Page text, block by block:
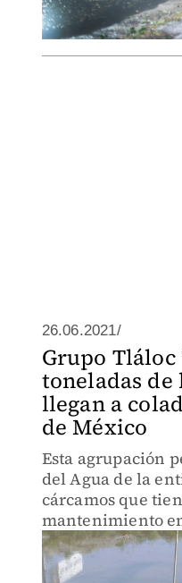
26.06.2021/
Grupo Tláloc
toneladas de
llegan a
de México
Esta agrupación
del Agua de la
cárcamos que
mantenimiento